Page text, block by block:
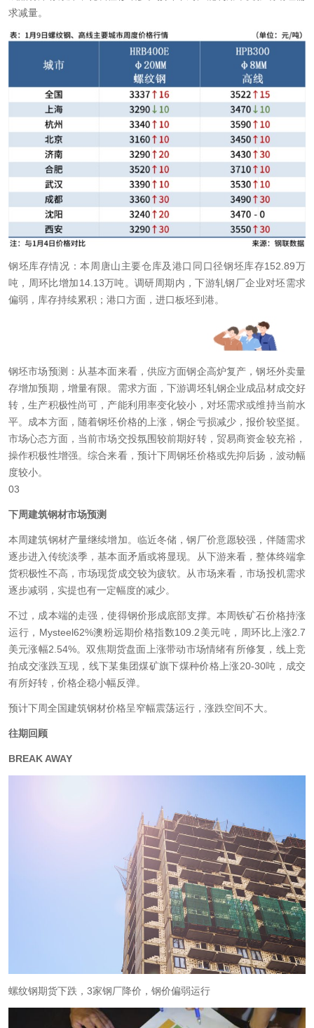
求减量。
钢坯库存情况：本周唐山主要仓库及港口同口径钢坯库存152.89万
吨，周环比增加14.13万吨。调研周期内，下游轧钢厂企业对坯需求
偏弱，库存持续累积；港口方面，进口板坯到港。
钢坯市场预测： 从基本面来看，供应方面钢企高炉复产，钢坯外卖量
存增加预期，增量有限。需求方面，下游调坯轧钢企业成品材成交好
转，生产积极性尚可，产能利用率变化较小，对坯需求或维持当前水
平。成本方面，随着钢坯价格的上涨，钢企亏损减少，报价较坚挺。
市场心态方面，当前市场交投氛围较前期好转，贸易商资金较充裕，
操作积极性增强。综合来看，预计下周钢坯价格或先抑后扬，波动幅
度较小。
03
下周建筑钢材市场预测
本周建筑钢材产量继续增加。临近冬储，钢厂价意愿较强，伴随需求
逐步进入传统淡季，基本面矛盾或将显现。从下游来看，整体终端拿
货积极性不高，市场现货成交较为疲软。从市场来看，市场投机需求
逐步减弱，实提也有一定幅度的减少。
不过，成本端的走强，使得钢价形成底部支撑。本周铁矿石价格持涨
运行， Mysteel62%澳粉远期价格指数109.2美元吨，周环比上涨2.7
美元涨幅2.54%。双焦期货盘面上涨带动市场情绪有所修复，线上竞
拍成交涨跌互现，线下某集团煤矿旗下煤种价格上涨20-30吨，成交
有所好转，价格企稳小幅反弹。
预计下周全国建筑钢材价格呈窄幅震荡运行，涨跌空间不大。
往期回顾
BREAK AWAY
螺纹钢期货下跌，3家钢厂降价，钢价偏弱运行